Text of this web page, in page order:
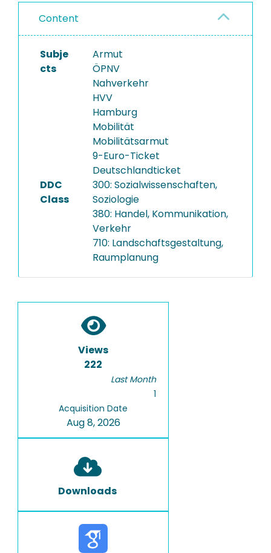
Content
Subje
cts
Armut
ÖPNV
Nahverkehr
HVV
Hamburg
Mobilität
Mobilitätsarmut
9-Euro-Ticket
Deutschlandticket
DDC
Class
300: Sozialwissenschaften,
Soziologie
380: Handel, Kommunikation,
Verkehr
710: Landschaftsgestaltung,
Raumplanung
Views
222
Last Month
1
Acquisition Date
Aug 8, 2026
Downloads